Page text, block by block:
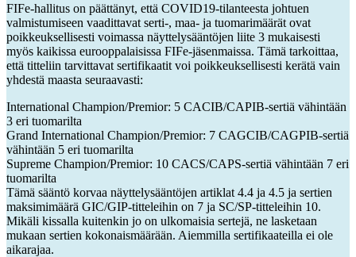
FIFe-hallitus on päättänyt, että COVID19-tilanteesta johtuen
valmistumiseen vaadittavat serti-, maa- ja tuomarimäärät ovat
poikkeuksellisesti voimassa näyttelysääntöjen liite 3 mukaisesti
myös kaikissa eurooppalaisissa FIFe-jäsenmaissa. Tämä tarkoittaa,
että titteliin tarvittavat sertifikaatit voi poikkeuksellisesti kerätä vain
yhdestä maasta seuraavasti:
International Champion/Premior: 5 CACIB/CAPIB-sertiä vähintään
3 eri tuomarilta
Grand International Champion/Premior: 7 CAGCIB/CAGPIB-sertiä
vähintään 5 eri tuomarilta
Supreme Champion/Premior: 10 CACS/CAPS-sertiä vähintään 7 eri
tuomarilta
Tämä sääntö korvaa näyttelysääntöjen artiklat 4.4 ja 4.5 ja sertien
maksimimäärä GIC/GIP-titteleihin on 7 ja SC/SP-titteleihin 10.
Mikäli kissalla kuitenkin jo on ulkomaisia sertejä, ne lasketaan
mukaan sertien kokonaismäärään. Aiemmilla sertifikaateilla ei ole
aikarajaa.